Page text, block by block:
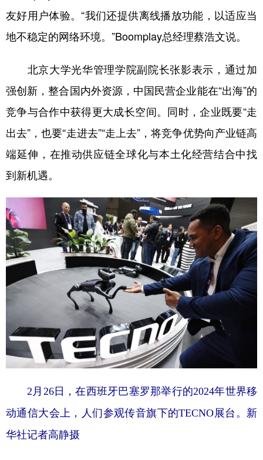
友好用户体验。“我们还提供离线播放功能，以适应当
地不稳定的网络环境。”Boomplay总经理蔡浩文说。
北京大学光华管理学院副院长张影表示，通过加
强创新，整合国内外资源，中国民营企业能在“出海”的
竞争与合作中获得更大成长空间。同时，企业既要“走
出去”，也要“走进去”“走上去”，将竞争优势向产业链高
端延伸，在推动供应链全球化与本土化经营结合中找
到新机遇。
2月26日，在西班牙巴塞罗那举行的2024年世界移
动通信大会上，人们参观传音旗下的TECNO展台。新
华社记者高静摄